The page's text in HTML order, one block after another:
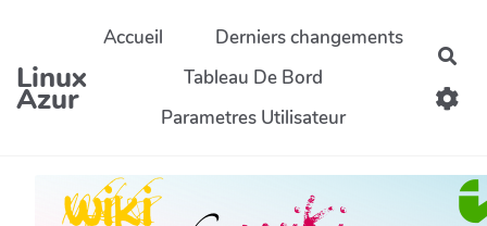
Aller au contenu principal
Linux
Azur
Accueil
Derniers changements
Tableau De Bord
Parametres Utilisateur